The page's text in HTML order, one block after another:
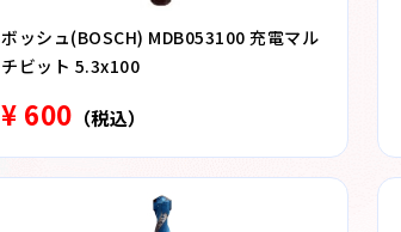
ボッシュ(BOSCH) MDB053100 充電マル
チビット 5.3x100
¥ 600 （税込）